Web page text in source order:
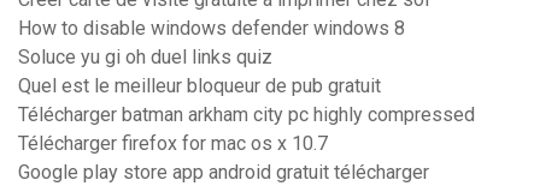
How to disable windows defender windows 8
Soluce yu gi oh duel links quiz
Quel est le meilleur bloqueur de pub gratuit
Télécharger batman arkham city pc highly compressed
Télécharger firefox for mac os x 10.7
Google play store app android gratuit télécharger